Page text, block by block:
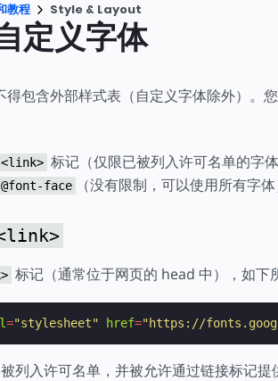
AMP
教程 Style & Layout
定义字体
得包含外部样式表（自定义字体除外）。
<link> 标记（仅限已被列入许可名单的字体
@font-face （没有限制，可以使用所有字体
标记（通常位于网页的 head 中），如下
="stylesheet" href="https://
列入许可名单，并被允许通过链接标记提